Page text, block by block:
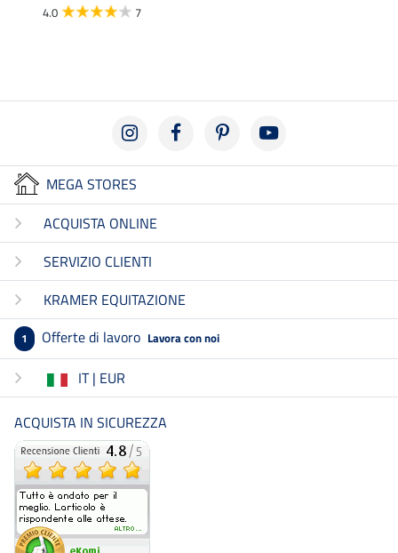
4.0 7
MEGA STORES
ACQUISTA ONLINE
SERVIZIO CLIENTI
KRAMER EQUITAZIONE
1 Offerte di lavoro Lavora con noi
IT | EUR
ACQUISTA IN SICUREZZA